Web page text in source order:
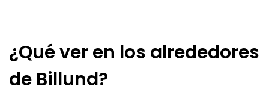
¿Qué ver en los alrededores
de Billund?